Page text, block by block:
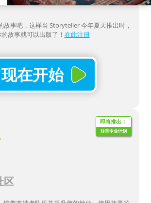
故事吧，这样当 Storyteller 今年夏天推出时，
故事就可以出版了！ 在此注册
现在开始
即将推出！
转至专业计划
区